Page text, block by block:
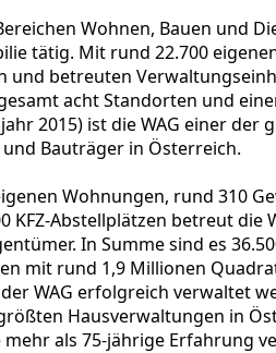
Wohnen, Bauen und
tätig. Mit rund 22.700
und betreuten
acht Standorten und
2015) ist die WAG einer der
Bauträger in Österreich.
Wohnungen, rund 310
KFZ-Abstellplätzen betreut die
In Summe sind es
mit rund 1,9 Millionen
WAG erfolgreich verwaltet
Hausverwaltungen in
als 75-jährige Erfahrung